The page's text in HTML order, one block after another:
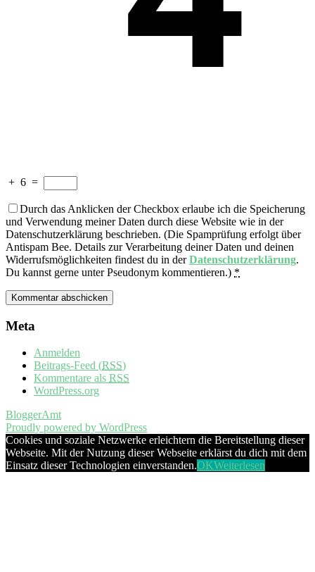
+ 6 =
Durch das Anklicken der Checkbox erlaube ich die Speicherung
und Verwendung meiner Daten durch diese Website wie in der
Datenschutzerklärung beschrieben. (Die Spamprüfung erfolgt über
Antispam Bee. Details zur Verarbeitung deiner Daten und deinen
Widerrufsmöglichkeiten findest du in derDatenschutzerklärung.
Du kannst gerne unter Pseudonym kommentieren.) *
Meta
Anmelden
Beitrags-Feed (RSS)
Kommentare als RSS
WordPress.org
BloggerAmt
Proudly powered by WordPress
Cookies und soziale Netzwerke erleichtern die Bereitstellung dieser
Webseite. Mit der Nutzung dieser Webseite erklärst du dich mit dem
Einsatz dieser Technologien einverstanden.OKWeiterlesen